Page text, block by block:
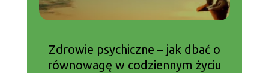
Zdrowie psychiczne – jak dbać o
równowagę w codziennym życiu